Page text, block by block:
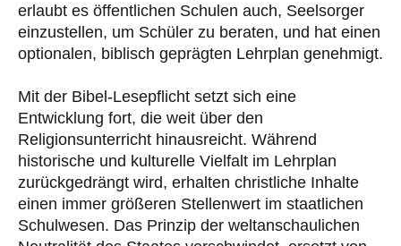
erlaubt es öffentlichen Schulen auch, Seelsorger
einzustellen, um Schüler zu beraten, und hat einen
optionalen, biblisch geprägten Lehrplan genehmigt.
Mit der Bibel-Lesepflicht setzt sich eine
Entwicklung fort, die weit über den
Religionsunterricht hinausreicht. Während
historische und kulturelle Vielfalt im Lehrplan
zurückgedrängt wird, erhalten christliche Inhalte
einen immer größeren Stellenwert im staatlichen
Schulwesen. Das Prinzip der weltanschaulichen